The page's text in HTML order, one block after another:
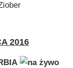
2016